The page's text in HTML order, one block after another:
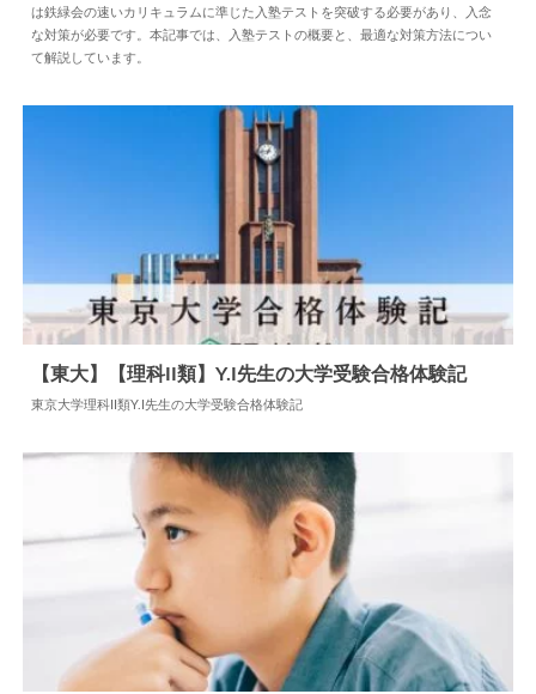
は鉄緑会の速いカリキュラムに準じた入塾テストを突破する必要があり、入念
な対策が必要です。本記事では、入塾テストの概要と、最適な対策方法につい
て解説しています。
【東大】【理科II類】Y.I先生の大学受験合格体験記
東京大学理科II類Y.I先生の大学受験合格体験記